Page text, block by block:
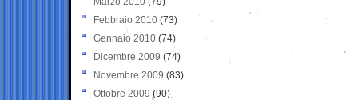
Febbraio 2010 (73)
Gennaio 2010 (74)
Dicembre 2009 (74)
Novembre 2009 (83)
Ottobre 2009 (90)